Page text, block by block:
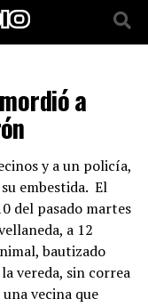
a
y a un policía,
embestida. El
del pasado martes
a 12
bautizado
vereda, sin correa
vecina que